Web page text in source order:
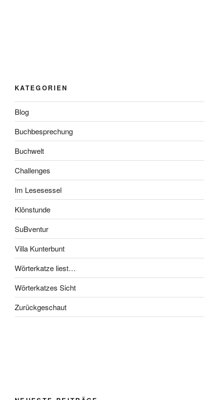
KATEGORIEN
Blog
Buchbesprechung
Buchwelt
Challenges
Im Lesesessel
Klönstunde
SuBventur
Villa Kunterbunt
Wörterkatze liest…
Wörterkatzes Sicht
Zurückgeschaut